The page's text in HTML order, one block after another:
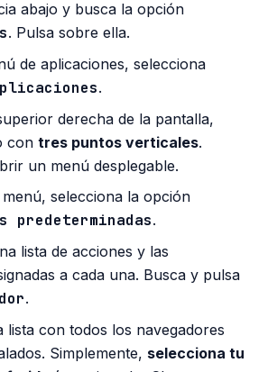
abajo y busca la opción
. Pulsa sobre ella.
de aplicaciones, selecciona
.
derecha de la pantalla,
con tres puntos verticales.
un menú desplegable.
selecciona la opción
predeterminadas.
lista de acciones y las
a cada una. Busca y pulsa
.
lista con todos los navegadores
Simplemente, selecciona tu